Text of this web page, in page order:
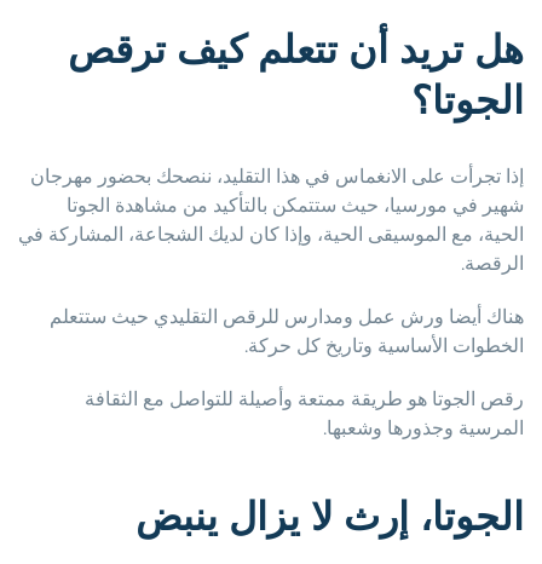
هل تريد أن تتعلم كيف ترقص
الجوتا؟
إذا تجرأت على الانغماس في هذا التقليد، ننصحك بحضور مهرجان
شهير في مورسيا، حيث ستتمكن بالتأكيد من مشاهدة الجوتا
الحية، مع الموسيقى الحية، وإذا كان لديك الشجاعة، المشاركة في
الرقصة.
هناك أيضا ورش عمل ومدارس للرقص التقليدي حيث ستتعلم
الخطوات الأساسية وتاريخ كل حركة.
رقص الجوتا هو طريقة ممتعة وأصيلة للتواصل مع الثقافة
المرسية وجذورها وشعبها.
الجوتا، إرث لا يزال ينبض